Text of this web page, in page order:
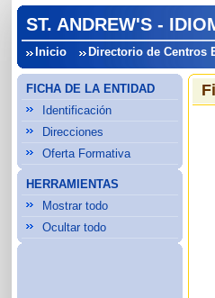
ST. ANDREW'S -
Inicio Directorio de Centros
FICHA DE LA ENTIDAD
Identificación
Direcciones
Oferta Formativa
HERRAMIENTAS
Mostrar todo
Ocultar todo